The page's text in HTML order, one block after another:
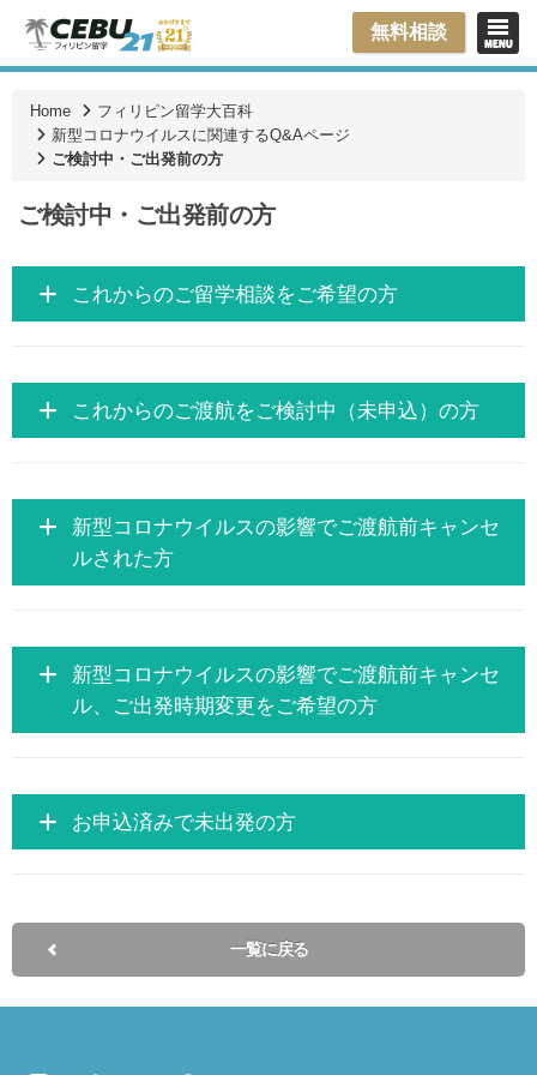
無料相談
Home
フィリピン留学大百科
新型コロナウイルスに関連するQ&Aページ
ご検討中・ご出発前の方
ご検討中・ご出発前の方
これからのご留学相談をご希望の方
これからのご渡航をご検討中（未申込）の方
新型コロナウイルスの影響でご渡航前キャンセ
ルされた方
新型コロナウイルスの影響でご渡航前キャンセ
ル、ご出発時期変更をご希望の方
お申込済みで未出発の方
一覧に戻る